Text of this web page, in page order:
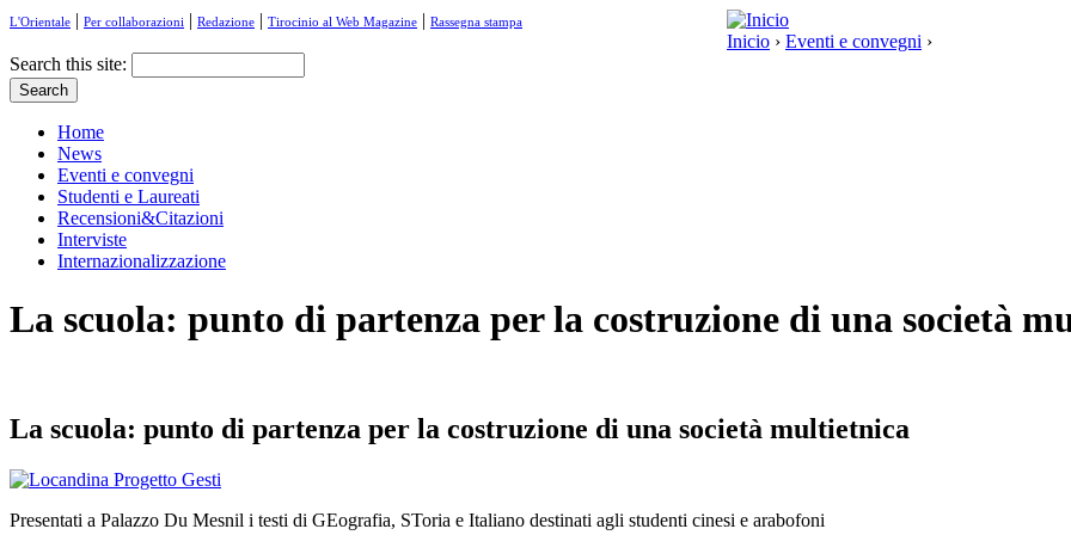
L'Orientale | Per collaborazioni | Redazione | Tirocinio al Web Magazine | Rassegna stampa
Inicio › Eventi e convegni ›
Search this site:
Home
News
Eventi e convegni
Studenti e Laureati
Recensioni&Citazioni
Interviste
Internazionalizzazione
La scuola: punto di partenza per la costruzione di una società
La scuola: punto di partenza per la costruzione di una società multietnica
Presentati a Palazzo Du Mesnil i testi di GEografia, SToria e Italiano destinati agli studenti cinesi e arabofoni